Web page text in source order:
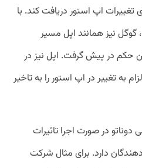
برای تغییرات اپ استور دریافت کند. با
نیز همانند اپل مسیر
حکم در پیش گرفت. اپل نیز در
به تغییر در اپ استور را به تاخیر
در صورت اجرا تاثیرات
دارد. برای مثال شرکت